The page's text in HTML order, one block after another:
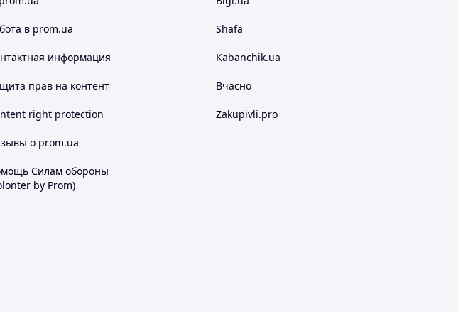
в prom.ua
информация
прав на контент
right protection
о prom.ua
Силам обороны
by Prom)
Shafa
Kabanchik.ua
Вчасно
Zakupivli.pro